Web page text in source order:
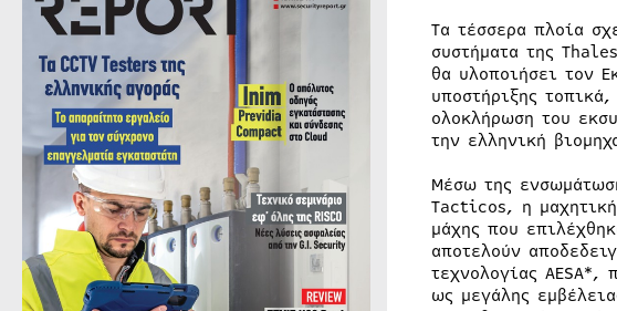
Τα τέσσερα πλοία
συστήματα της
θα υλοποιήσει τον
υποστήριξης
ολοκλήρωση του
την ελληνική
Μέσω της
Tacticos, η
μάχης που
αποτελούν
τεχνολογίας AESA*,
ως μεγάλης